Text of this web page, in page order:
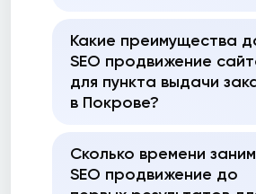
Какие преимущества
SEO продвижение
для пункта выдачи
в Покрове?
Сколько времени
SEO продвижение до